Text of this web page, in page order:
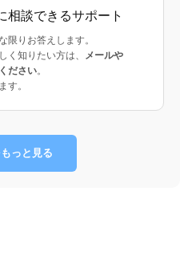
相談できるサポート
限りお答えします。
く知りたい方は、
メールや
ださい。
す。
っと見る